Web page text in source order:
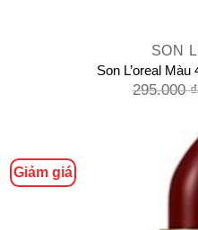
SON
Son L’oreal Màu
295.000₫
Giảm giá